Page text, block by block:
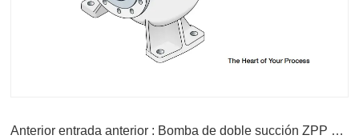
Anterior entrada anterior : Bomba de doble succión ZPP y Z22